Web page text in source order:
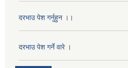
दरभाउ पेश गर्नुहुन ।।
दरभाउ पेश गर्ने वारे ।